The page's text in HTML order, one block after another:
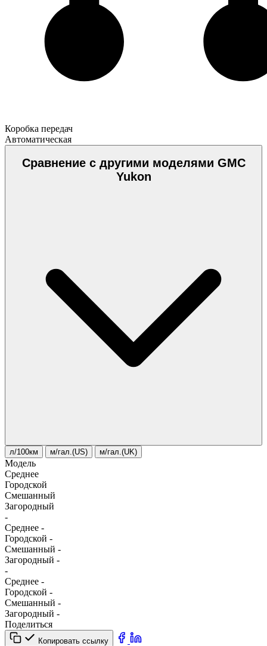
Коробка передач
Автоматическая
Сравнение с другими моделями GMC
Yukon
л/100км м/гал.(US) м/гал.(UK)
Модель
Среднее
Городской
Смешанный
Загородный
-
Среднее -
Городской -
Смешанный -
Загородный -
-
Среднее -
Городской -
Смешанный -
Загородный -
Поделиться
Копировать ссылку